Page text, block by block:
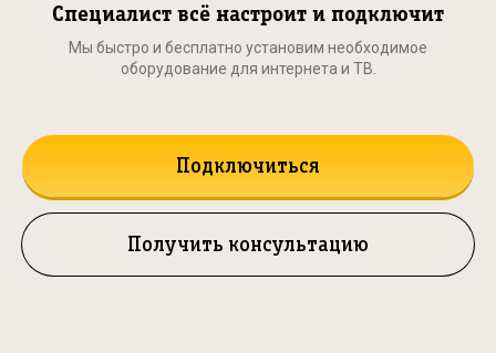
Специалист всё настроит и подключит
Мы быстро и бесплатно установим необходимое
оборудование для интернета и ТВ.
Подключиться
Получить консультацию